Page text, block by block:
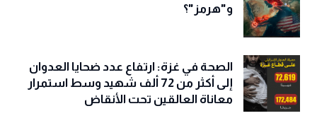
و"هرمز"؟
الصحة في غزة: ارتفاع عدد ضحايا العدوان
إلى أكثر من 72 ألف شهيد وسط استمرار
معاناة العالقين تحت الأنقاض